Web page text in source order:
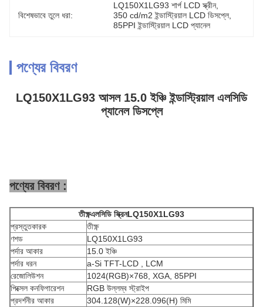
বিশেষভাবে তুলে ধরা:
LQ150X1LG93 শার্প LCD স্ক্রীন,
350 cd/m2 ইন্ডাস্ট্রিয়াল LCD ডিসপ্লে
85PPI ইন্ডাস্ট্রিয়াল LCD প্যানেল
পণ্যের বিবরণ
LQ150X1LG93 আসল 15.0 ইঞ্চি ইন্ডাস্ট্রিয়াল এলসিডি
প্যানেল ডিসপ্লে
পণ্যের বিবরণ :
তীক্ষ্ণএলসিডি স্ক্রিনLQ150X1LG93
প্রস্তুতকারক
তীক্ষ্ণ
ণশড
LQ150X1LG93
পর্দার আকার
15.0 ইঞ্চি
পর্দার ধরন
a-Si TFT-LCD , LCM
রেজোলিউশন
1024(RGB)×768, XGA, 85PPI
পিক্সেল কনফিগারেশন
RGB উল্লম্ব স্ট্রাইপ
প্রদর্শনীর আকার
304.128(W)×228.096(H) মিমি